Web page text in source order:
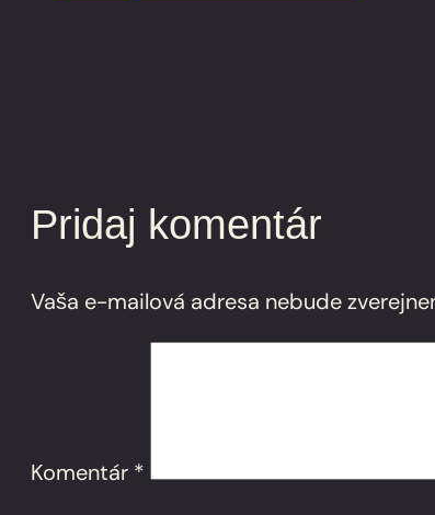
Pridaj komentár
Vaša e-mailová adresa nebude
Komentár *